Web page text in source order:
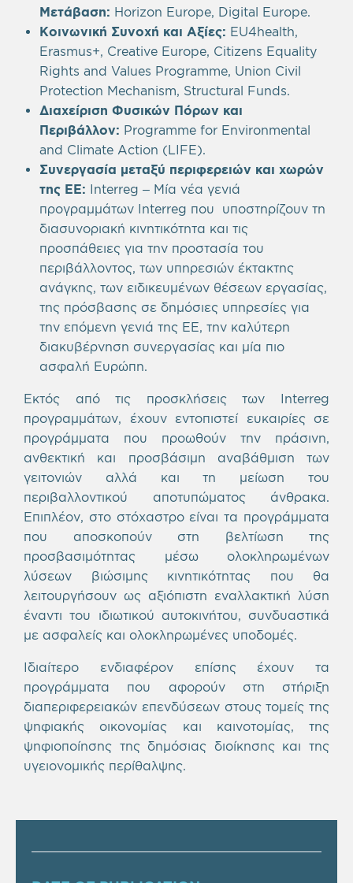
Μετάβαση: Horizon Europe, Digital Europe.
Κοινωνική Συνοχή και Αξίες: EU4health,
Erasmus+, Creative Europe, Citizens Equality
Rights and Values Programme, Union Civil
Protection Mechanism, Structural Funds.
Διαχείριση Φυσικών Πόρων και
Περιβάλλον: Programme for Environmental
and Climate Action (LIFE).
Συνεργασία μεταξύ περιφερειών και χωρών
της ΕΕ: Interreg – Μία νέα γενιά
προγραμμάτων Interreg που υποστηρίζουν τη
διασυνοριακή κινητικότητα και τις
προσπάθειες για την προστασία του
περιβάλλοντος, των υπηρεσιών έκτακτης
ανάγκης, των ειδικευμένων θέσεων εργασίας,
της πρόσβασης σε δημόσιες υπηρεσίες για
την επόμενη γενιά της ΕΕ, την καλύτερη
διακυβέρνηση συνεργασίας και μία πιο
ασφαλή Ευρώπη.
Εκτός από τις προσκλήσεις των Interreg
προγραμμάτων, έχουν εντοπιστεί ευκαιρίες σε
προγράμματα που προωθούν την πράσινη,
ανθεκτική και προσβάσιμη αναβάθμιση των
γειτονιών αλλά και τη μείωση του
περιβαλλοντικού αποτυπώματος άνθρακα.
Επιπλέον, στο στόχαστρο είναι τα προγράμματα
που αποσκοπούν στη βελτίωση της
προσβασιμότητας μέσω ολοκληρωμένων
λύσεων βιώσιμης κινητικότητας που θα
λειτουργήσουν ως αξιόπιστη εναλλακτική λύση
έναντι του ιδιωτικού αυτοκινήτου, συνδυαστικά
με ασφαλείς και ολοκληρωμένες υποδομές.
Ιδιαίτερο ενδιαφέρον επίσης έχουν τα
προγράμματα που αφορούν στη στήριξη
διαπεριφερειακών επενδύσεων στους τομείς της
ψηφιακής οικονομίας και καινοτομίας, της
ψηφιοποίησης της δημόσιας διοίκησης και της
υγειονομικής περίθαλψης.